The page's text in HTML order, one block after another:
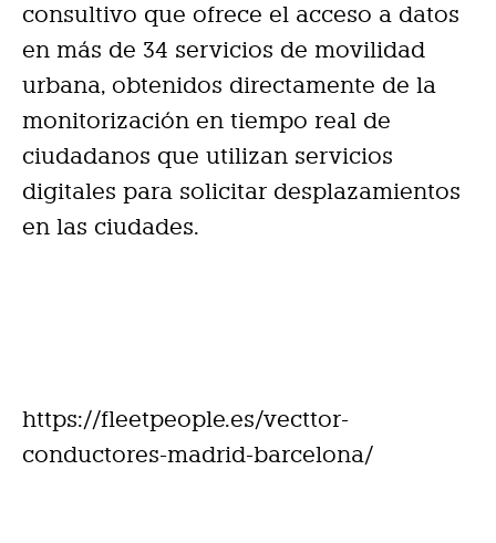
consultivo que ofrece el acceso a datos
en más de 34 servicios de movilidad
urbana, obtenidos directamente de la
monitorización en tiempo real de
ciudadanos que utilizan servicios
digitales para solicitar desplazamientos
en las ciudades.
https://fleetpeople.es/vecttor-
conductores-madrid-barcelona/